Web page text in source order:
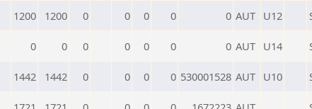
1200 1200 0 0 0 0 0 AUT U12
0 0 0 0 0 0 0 AUT U14
1442 1442 0 0 0 0 530001528 AUT U10